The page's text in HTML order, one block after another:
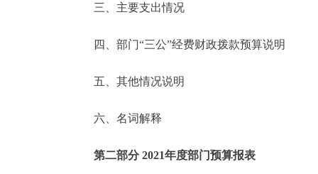
便民服务
中介服务
政民互动
三、主要支出情况
四、部门“三公”经费财政拨款预算说明
五、其他情况说明
六、名词解释
第二部分 2021年度部门预算报表